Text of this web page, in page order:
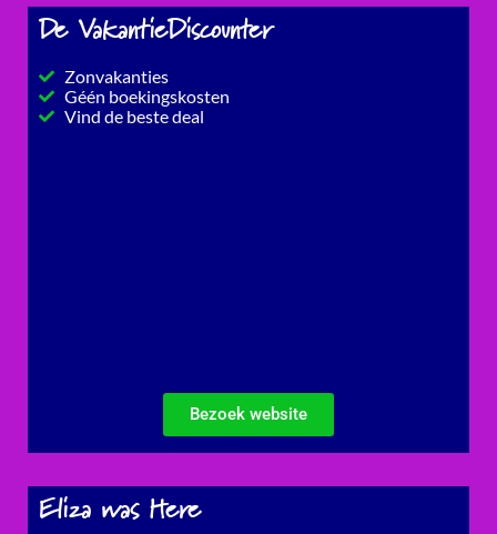
De VakantieDiscounter
Zonvakanties
Géén boekingskosten
Vind de beste deal
Bezoek website
Eliza was Here